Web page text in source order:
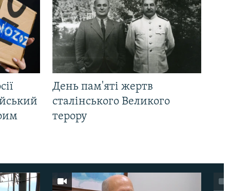
День пам'яті жертв
сталінського Великого
терору